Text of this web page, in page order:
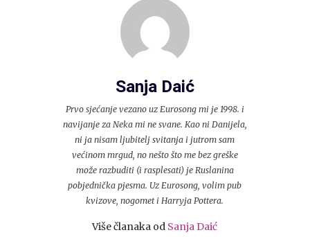
Sanja Daić
Prvo sjećanje vezano uz Eurosong mi je 1998. i
navijanje za Neka mi ne svane. Kao ni Danijela,
ni ja nisam ljubitelj svitanja i jutrom sam
većinom mrgud, no nešto što me bez greške
može razbuditi (i rasplesati) je Ruslanina
pobjednička pjesma. Uz Eurosong, volim pub
kvizove, nogomet i Harryja Pottera.
Više članaka od Sanja Daić